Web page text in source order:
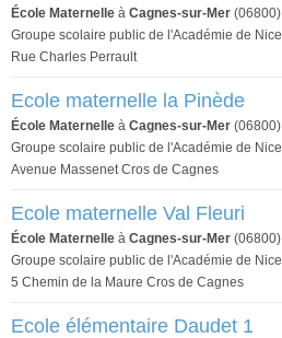
École Maternelle à Cagnes-sur-Mer (06800)
Groupe scolaire public de l'Académie de Nice
Rue Charles Perrault
Ecole maternelle la Pinède
École Maternelle à Cagnes-sur-Mer (06800)
Groupe scolaire public de l'Académie de Nice
Avenue Massenet Cros de Cagnes
Ecole maternelle Val Fleuri
École Maternelle à Cagnes-sur-Mer (06800)
Groupe scolaire public de l'Académie de Nice
5 Chemin de la Maure Cros de Cagnes
Ecole élémentaire Daudet 1